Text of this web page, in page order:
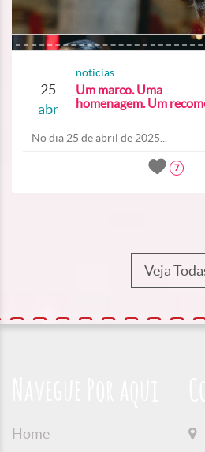
25
abr
noticias
Um marco. Uma
homenagem. Um
No dia 25 de abril de 2025...
7
Veja
Home